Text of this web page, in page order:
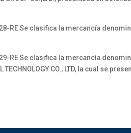
RE Se clasifica la mercancía
RE Se clasifica la mercancía
TECHNOLOGY CO., LTD, la cual se